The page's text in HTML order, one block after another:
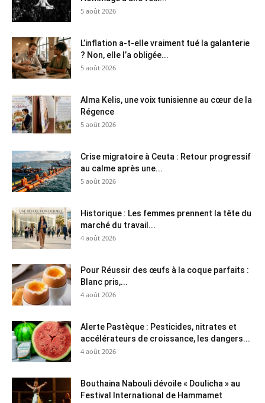
5 août 2026
L’inflation a-t-elle vraiment tué la galanterie
? Non, elle l’a obligée...
5 août 2026
Alma Kelis, une voix tunisienne au cœur de la
Régence
5 août 2026
Crise migratoire à Ceuta : Retour progressif
au calme après une...
5 août 2026
Historique : Les femmes prennent la tête du
marché du travail...
4 août 2026
Pour Réussir des œufs à la coque parfaits :
Blanc pris,...
4 août 2026
Alerte Pastèque : Pesticides, nitrates et
accélérateurs de croissance, les dangers...
4 août 2026
Bouthaina Nabouli dévoile « Doulicha » au
Festival International de Hammamet